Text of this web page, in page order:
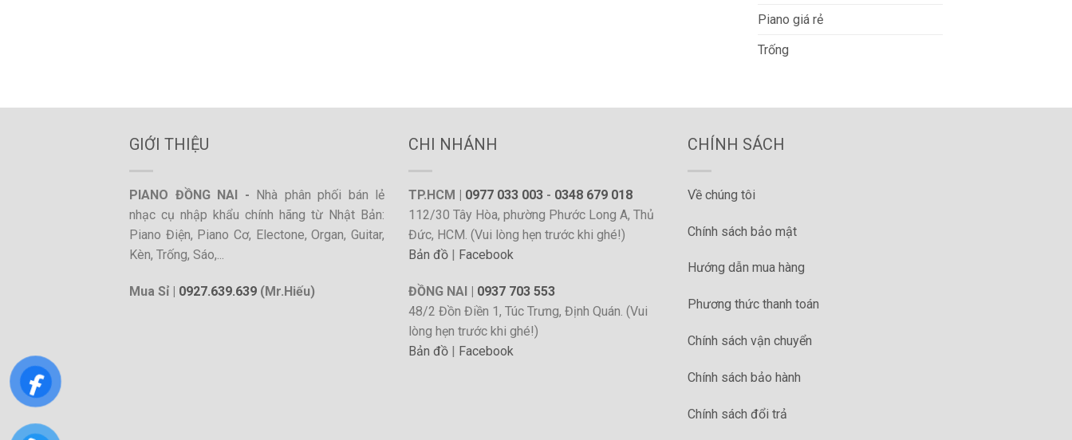
Piano giá rẻ
Trống
GIỚI THIỆU
PIANO ĐỒNG NAI - Nhà phân phối bán lẻ
nhạc cụ nhập khẩu chính hãng từ Nhật Bản:
Piano Điện, Piano Cơ, Electone, Organ, Guitar,
Kèn, Trống, Sáo,...
Mua Sỉ | 0927.639.639 (Mr.Hiếu)
CHI NHÁNH
TP.HCM | 0977 033 003 - 0348 679 018
112/30 Tây Hòa, phường Phước Long A, Thủ
Đức, HCM. (Vui lòng hẹn trước khi ghé!)
Bản đồ | Facebook
ĐỒNG NAI | 0937 703 553
48/2 Đồn Điền 1, Túc Trưng, Định Quán. (Vui
lòng hẹn trước khi ghé!)
Bản đồ | Facebook
CHÍNH SÁCH
Về chúng tôi
Chính sách bảo mật
Hướng dẫn mua hàng
Phương thức thanh toán
Chính sách vận chuyển
Chính sách bảo hành
Chính sách đổi trả